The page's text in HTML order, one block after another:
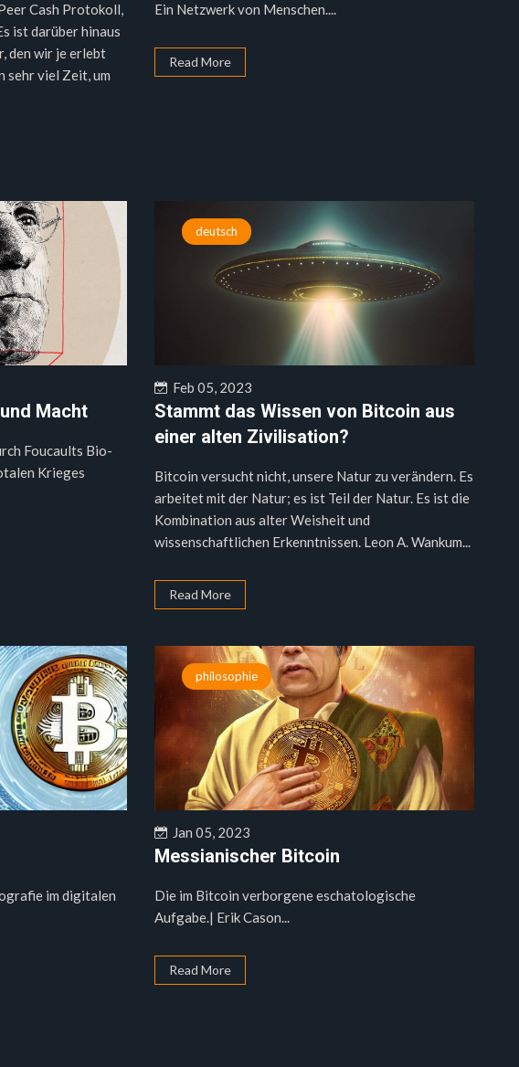
Cash Protokoll,
ist darüber hinaus
den wir je erlebt
sehr viel Zeit, um
Ein Netzwerk von Menschen....
Read More
Macht
Foucaults Bio-
Krieges
deutsch
Feb 05, 2023
Stammt das Wissen von Bitcoin aus
einer alten Zivilisation?
Bitcoin versucht nicht, unsere Natur zu verändern. Es
arbeitet mit der Natur; es ist Teil der Natur. Es ist die
Kombination aus alter Weisheit und
wissenschaftlichen Erkenntnissen. Leon A. Wankum...
Read More
im digitalen
philosophie
Jan 05, 2023
Messianischer Bitcoin
Die im Bitcoin verborgene eschatologische
Aufgabe.| Erik Cason...
Read More